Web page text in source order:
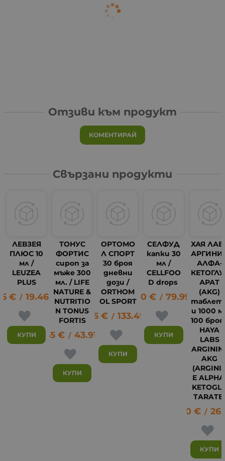
Отзиви към продукт
КОМЕНТИРАЙ
Свързани продукти
ЛЕВЗЕЯ
ПЛЮС 10
мл /
LEUZEA
PLUS
€ / 19.46 лв.
КУПИ
ТОНУС
ФОРТИС
сироп за
мъже 300
мл. / LIFE
NATURE &
NUTRITIO
N TONUS
FORTIS
22.45 € / 43.91 лв.
КУПИ
ОРТОМО
Л СПОРТ
30 броя
дневни
дози /
ORTHOM
OL SPORT
68.25 € / 133.49 лв.
КУПИ
СЕЛФУД
капки 30
мл /
CELLFOO
D drops
40.90 € / 79.99 лв.
КУПИ
ХАЯ
АЛФА-
АРАТ
(AKG)
и 1000
100
HAYA
LABS
AKG
E
13.80 € /
КУПИ